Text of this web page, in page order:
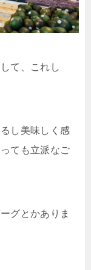
て、これし
し美味しく感
ても立派なご
グとかありま